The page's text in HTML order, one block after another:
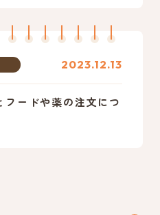
2023.12.13
ードや薬の注文につ